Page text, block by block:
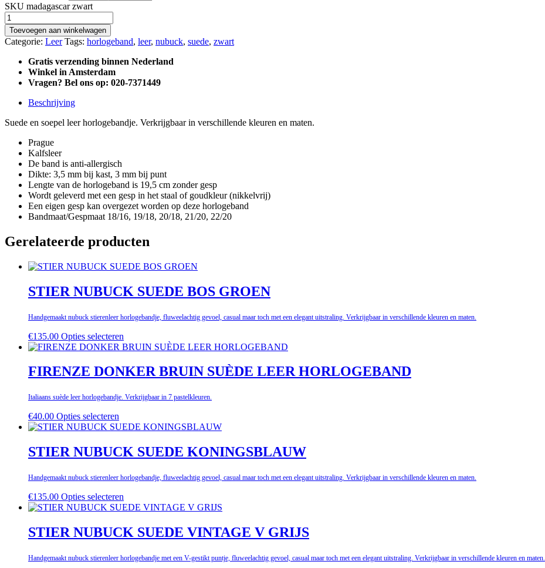
SKU madagascar zwart
Aantal
Toevoegen aan winkelwagen
Categorie: Leer Tags: horlogeband, leer, nubuck, suede, zwart
Gratis verzending binnen Nederland
Winkel in Amsterdam
Vragen? Bel ons op: 020-7371449
Beschrijving
Suede en soepel leer horlogebandje. Verkrijgbaar in verschillende kleuren en maten.
Prague
Kalfsleer
De band is anti-allergisch
Dikte: 3,5 mm bij kast, 3 mm bij punt
Lengte van de horlogeband is 19,5 cm zonder gesp
Wordt geleverd met een gesp in het staal of goudkleur (nikkelvrij)
Een eigen gesp kan overgezet worden op deze horlogeband
Bandmaat/Gespmaat 18/16, 19/18, 20/18, 21/20, 22/20
Gerelateerde producten
STIER NUBUCK SUEDE BOS GROEN
Handgemaakt nubuck stierenleer horlogebandje, fluweelachtig gevoel, casual maar toch met een elegant uitstraling. Verkrijgbaar in verschillende kleuren en maten.
€135.00 Opties selecteren
FIRENZE DONKER BRUIN SUÈDE LEER HORLOGEBAND
Italiaans suède leer horlogebandje. Verkrijgbaar in 7 pastelkleuren.
€40.00 Opties selecteren
STIER NUBUCK SUEDE KONINGSBLAUW
Handgemaakt nubuck stierenleer horlogebandje, fluweelachtig gevoel, casual maar toch met een elegant uitstraling. Verkrijgbaar in verschillende kleuren en maten.
€135.00 Opties selecteren
STIER NUBUCK SUEDE VINTAGE V GRIJS
Handgemaakt nubuck stierenleer horlogebandje met een V-gestikt puntje, fluweelachtig gevoel, casual maar toch met een elegant uitstraling. Verkrijgbaar in verschillende kleuren en maten.